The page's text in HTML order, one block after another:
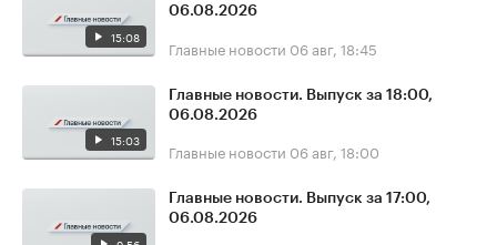
15:08
06.08.2026
Главные новости 06 авг, 18:45
15:03
Главные новости. Выпуск за 18:00,
06.08.2026
Главные новости 06 авг, 18:00
Главные новости. Выпуск за 17:00,
06.08.2026